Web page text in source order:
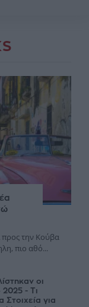
την Κούβα
πιο αθό...
οι
2025 - Τι
Στοιχεία για